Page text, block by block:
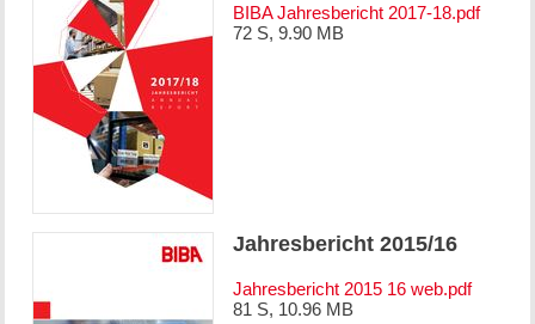
BIBA Jahresbericht 2017-18.pdf
72 S, 9.90 MB
Jahresbericht 2015/16
Jahresbericht 2015 16 web.pdf
81 S, 10.96 MB